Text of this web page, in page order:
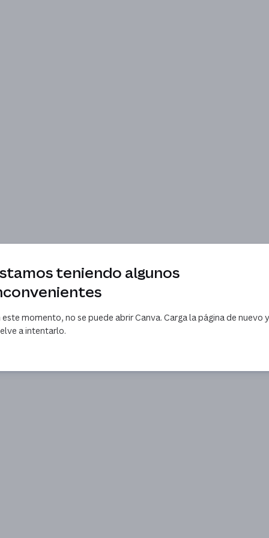
teniendo algunos
este momento, no se puede abrir Canva. Carga la página de nuevo y
a intentarlo.